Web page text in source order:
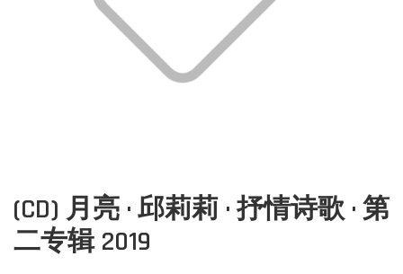
(CD) 月亮 · 邱莉莉 · 抒情诗歌 · 第
二专辑 2019